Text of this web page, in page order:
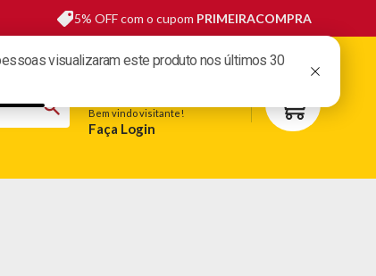
5% OFF com o cupom PRIMEIRACOMPRA
Bem vindo visitante!
Faça Login